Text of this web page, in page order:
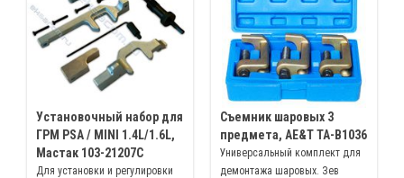
Установочный набор для
ГРМ PSA / MINI 1.4L/1.6L,
Мастак 103-21207C
Для установки и регулировки
Съемник шаровых 3
предмета, AE&T TA-B1036
Универсальный комплект для
демонтажа шаровых. Зев